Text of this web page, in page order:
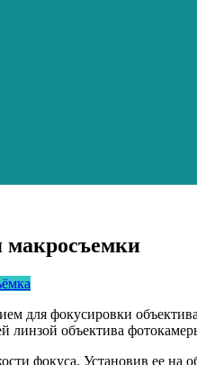
макросъемки
для фокусировки
линзой объектива
фокуса. Установив ее на